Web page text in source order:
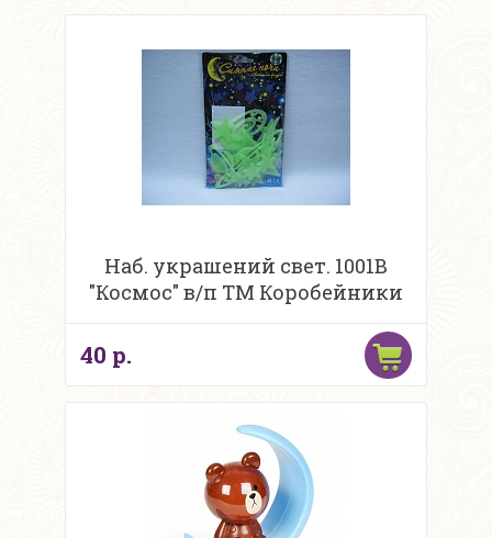
Наб. украшений свет. 1001В
"Космос" в/п ТМ Коробейники
40 р.